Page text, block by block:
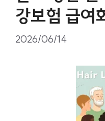
강보험 급여
2026/06/14